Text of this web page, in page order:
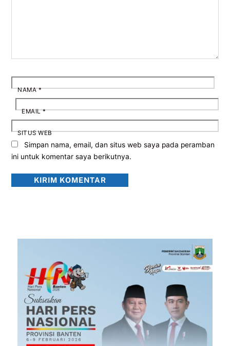
NAMA*
EMAIL*
SITUS WEB
Simpan nama, email, dan situs web saya pada peramban
ini untuk komentar saya berikutnya.